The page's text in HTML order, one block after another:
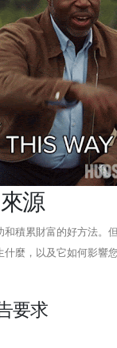
源
和積累財富的好方法。
什麼，以及它如何影響
要求